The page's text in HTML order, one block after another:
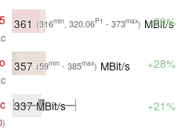
361 (316min, 320.06P1 - 373max) MBit/s
+29%
357 (59min - 385max) MBit/s +28%
)
337MBit/s +21%